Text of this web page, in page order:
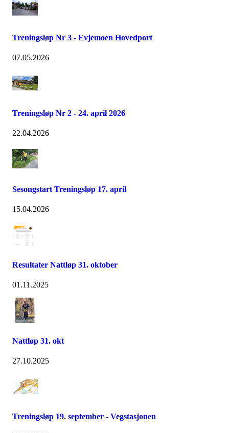
Treningsløp Nr 3 - Evjemoen Hovedport
07.05.2026
Treningsløp Nr 2 - 24. april 2026
22.04.2026
Sesongstart Treningsløp 17. april
15.04.2026
Resultater Nattløp 31. oktober
01.11.2025
Nattløp 31. okt
27.10.2025
Treningsløp 19. september - Vegstasjonen